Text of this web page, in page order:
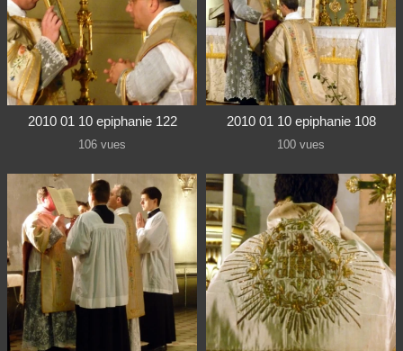
2010 01 10 epiphanie 122
106 vues
2010 01 10 epiphanie 108
100 vues